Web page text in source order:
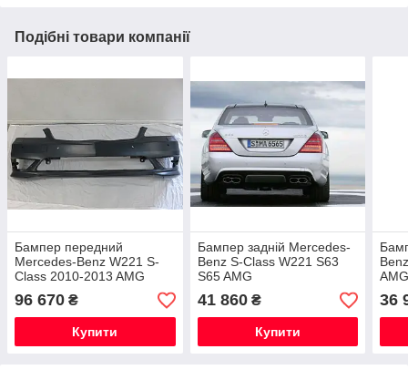
Подібні товари компанії
Бампер передний
Mercedes-Benz W221 S-
Class 2010-2013 AMG
Sport
96 670 ₴
Купити
Бампер задній Mercedes-
Benz S-Class W221 S63
S65 AMG
41 860₴
Купити
36